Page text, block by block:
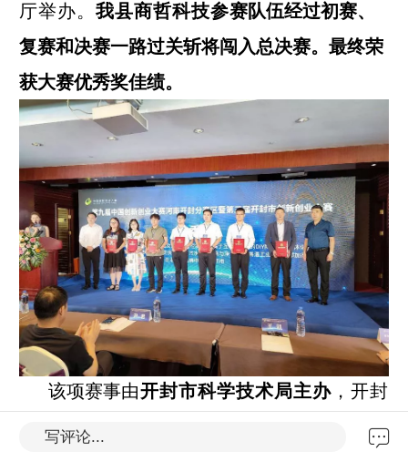
厅举办。 我县商哲科技参赛队伍经过初赛、
复赛和决赛一路过关斩将闯入总决赛。最终荣
获大赛优秀奖佳绩。
该项赛事由开封市科学技术局主办 ，开封
资源和社会保障局、开封市发展和改革委员
写评论...